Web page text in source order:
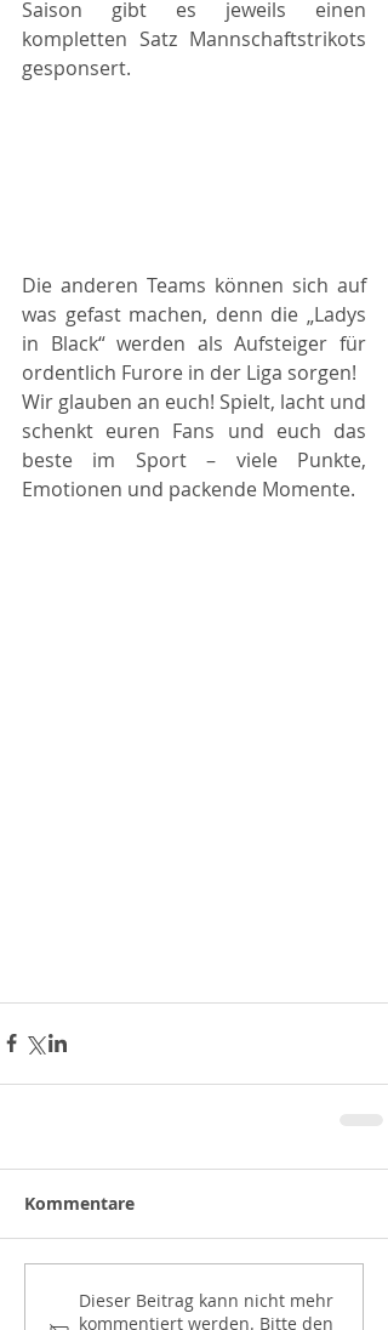
Saison gibt es jeweils einen
kompletten Satz Mannschaftstrikots
gesponsert.
Die anderen Teams können sich auf
was gefast machen, denn die „Ladys
in Black“ werden als Aufsteiger für
ordentlich Furore in der Liga sorgen!
Wir glauben an euch! Spielt, lacht und
schenkt euren Fans und euch das
beste im Sport – viele Punkte,
Emotionen und packende Momente.
Kommentare
Dieser Beitrag kann nicht mehr
kommentiert werden. Bitte den